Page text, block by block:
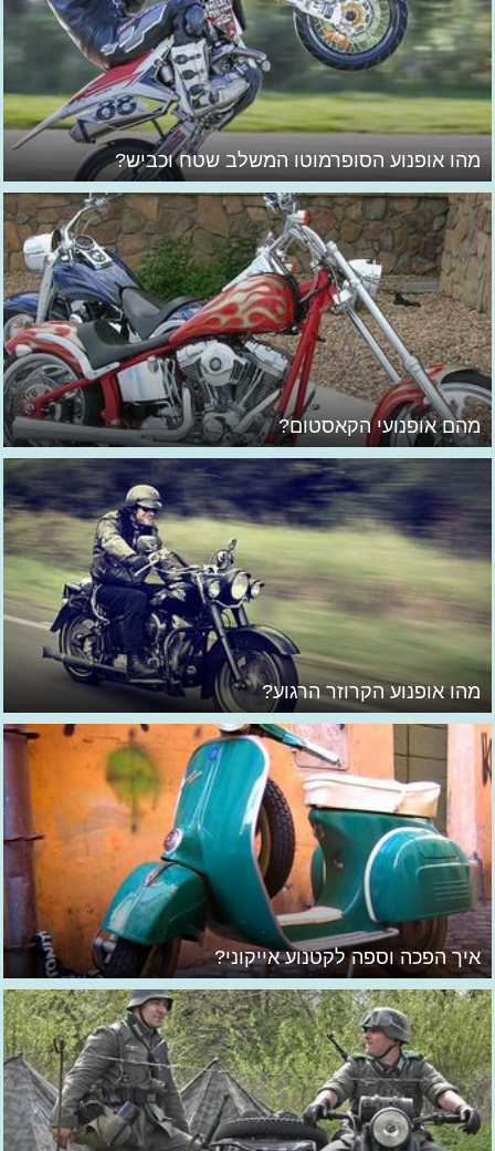
מהו אופנוע הסופרמוטו המשלב שטח וכביש?
מהם אופנועי הקאסטום?
מהו אופנוע הקרוזר הרגוע?
איך הפכה וספה לקטנוע אייקוני?